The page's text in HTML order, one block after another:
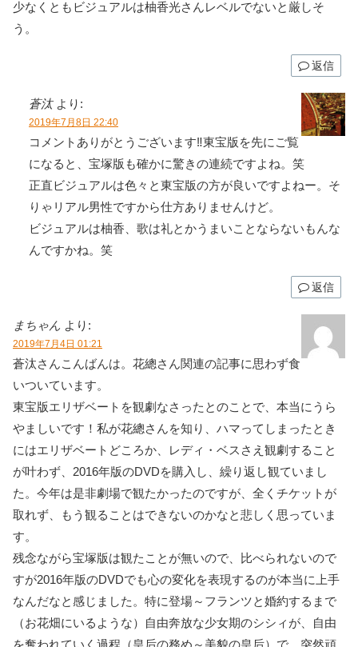
少なくともビジュアルは柚香光さんレベルでないと厳しそ
う。
返信
蒼汰 より:
2019年7月8日 22:40
コメントありがとうございます‼東宝版を先にご覧
になると、宝塚版も確かに驚きの連続ですよね。笑
正直ビジュアルは色々と東宝版の方が良いですよねー。そ
りゃリアル男性ですから仕方ありませんけど。
ビジュアルは柚香、歌は礼とかうまいことならないもんな
んですかね。笑
返信
まちゃん より:
2019年7月4日 01:21
蒼汰さんこんばんは。花總さん関連の記事に思わず食
いついています。
東宝版エリザベートを観劇なさったとのことで、本当にうら
やましいです！私が花總さんを知り、ハマってしまったとき
にはエリザベートどころか、レディ・ベスさえ観劇すること
が叶わず、2016年版のDVDを購入し、繰り返し観ていまし
た。今年は是非劇場で観たかったのですが、全くチケットが
取れず、もう観ることはできないのかなと悲しく思っていま
す。
残念ながら宝塚版は観たことが無いので、比べられないので
すが2016年版のDVDでも心の変化を表現するのが本当に上手
なんだなと感じました。特に登場～フランツと婚約するまで
（お花畑にいるような）自由奔放な少女期のシシィが、自由